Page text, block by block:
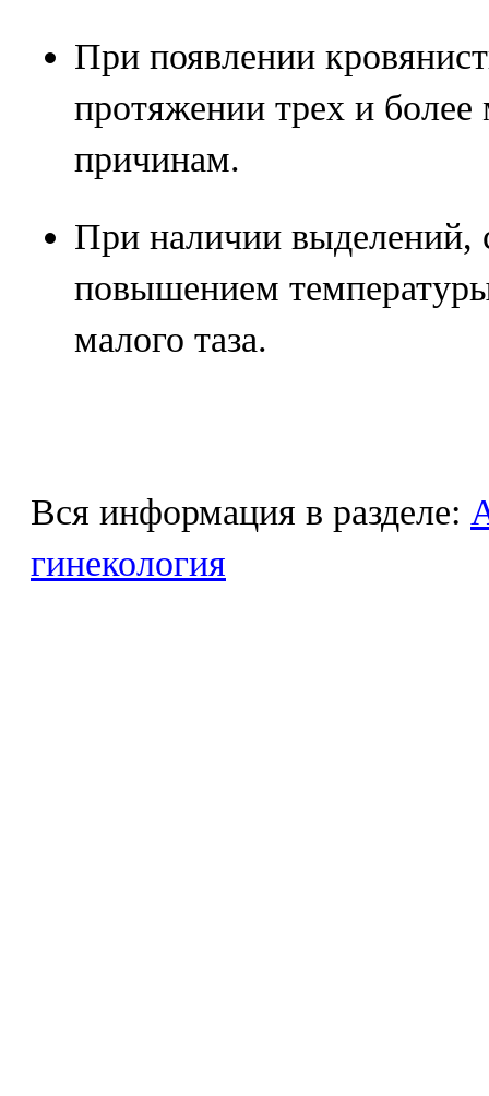
При появлении
протяжении трех и
причинам.
При наличии
повышением
малого таза.
Вся информация в разделе:
гинекология